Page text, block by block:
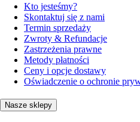
Kto jesteśmy?
Skontaktuj się z nami
Termin sprzedaży
Zwroty & Refundacje
Zastrzeżenia prawne
Metody płatności
Ceny i opcje dostawy
Oświadczenie o ochronie
Nasze sklepy